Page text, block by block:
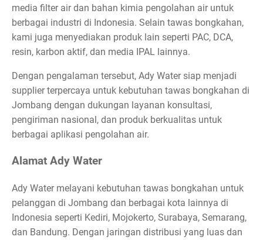
media filter air dan bahan kimia pengolahan air untuk
berbagai industri di Indonesia. Selain tawas bongkahan,
kami juga menyediakan produk lain seperti PAC, DCA,
resin, karbon aktif, dan media IPAL lainnya.
Dengan pengalaman tersebut, Ady Water siap menjadi
supplier terpercaya untuk kebutuhan tawas bongkahan di
Jombang dengan dukungan layanan konsultasi,
pengiriman nasional, dan produk berkualitas untuk
berbagai aplikasi pengolahan air.
Alamat Ady Water
Ady Water melayani kebutuhan tawas bongkahan untuk
pelanggan di Jombang dan berbagai kota lainnya di
Indonesia seperti Kediri, Mojokerto, Surabaya, Semarang,
dan Bandung. Dengan jaringan distribusi yang luas dan